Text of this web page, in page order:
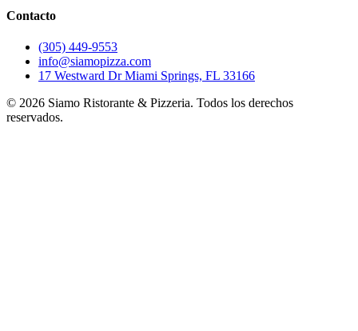
Contacto
(305) 449-9553
info@siamopizza.com
17 Westward Dr Miami Springs, FL 33166
© 2026 Siamo Ristorante & Pizzeria. Todos los derechos
reservados.